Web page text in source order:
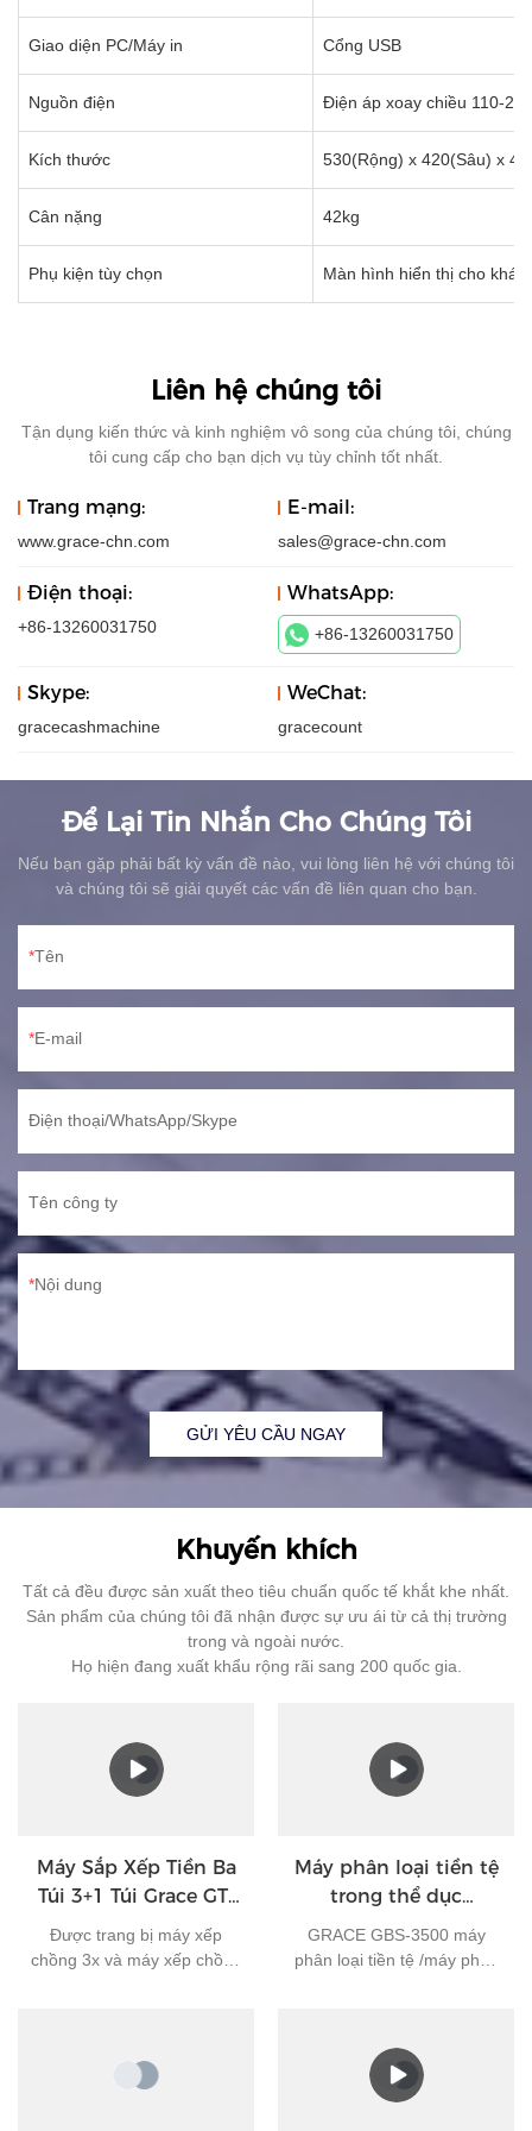
Giao diện PC/Máy in Cổng USB
Nguồn điện Điện áp xoay chiều 110-
Kích thước 530(Rộng) x 420(Sâu) x
Cân nặng 42kg
Phụ kiện tùy chọn Màn hình hiển thị cho
Liên hệ chúng tôi
Tận dụng kiến ​​thức và kinh nghiệm vô song của chúng tôi, chúng
tôi cung cấp cho bạn dịch vụ tùy chỉnh tốt nhất.
Trang mạng:
www.grace-chn.com
E-mail:
sales@grace-chn.com
Điện thoại:
+86-13260031750
WhatsApp:
+86-13260031750
Skype:
gracecashmachine
WeChat:
gracecount
Để Lại Tin Nhắn Cho Chúng Tôi
Nếu bạn gặp phải bất kỳ vấn đề nào, vui lòng liên hệ với chúng tôi
và chúng tôi sẽ giải quyết các vấn đề liên quan cho bạn.
Tên
E-mail
Điện thoại/WhatsApp/Skype
Tên công ty
Nội dung
GỬI YÊU CẦU NGAY
Khuyến khích
Tất cả đều được sản xuất theo tiêu chuẩn quốc tế khắt khe nhất.
Sản phẩm của chúng tôi đã nhận được sự ưu ái từ cả thị trường
trong và ngoài nước.
Họ hiện đang xuất khẩu rộng rãi sang 200 quốc gia.
Máy Sắp Xếp Tiền Ba
Túi 3+1 Túi Grace GT-
31
Được trang bị máy xếp
chồng 3x và máy xếp chồng
chóng các loại tiền giấy hỗn
hợp theo mức độ phù hợp,
Máy phân loại tiền tệ
trong thể dục
GBS3500
GRACE GBS-3500 máy
phân loại tiền tệ /máy phân
mức độ phù hợp và xác
thực vượt trội. Đếm giá trị